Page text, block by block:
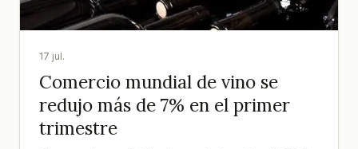
17 jul.
Comercio mundial de vino se
redujo más de 7% en el primer
trimestre